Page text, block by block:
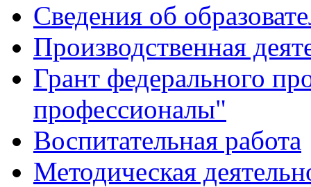
Сведения об
Производственная
Грант федерального
профессионалы"
Воспитательная работа
Методическая